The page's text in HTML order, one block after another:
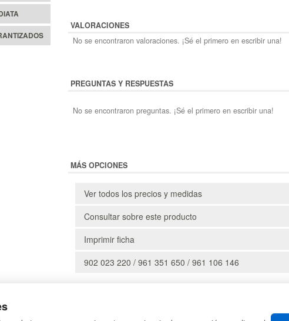
VALORACIONES
No se encontraron valoraciones. ¡Sé el primero en escribir una!
PREGUNTAS Y RESPUESTAS
No se encontraron preguntas. ¡Sé el primero en escribir una!
MÁS OPCIONES
Ver todos los precios y medidas
Consultar sobre este producto
Imprimir ficha
902 023 220 / 961 351 650 / 961 106 146